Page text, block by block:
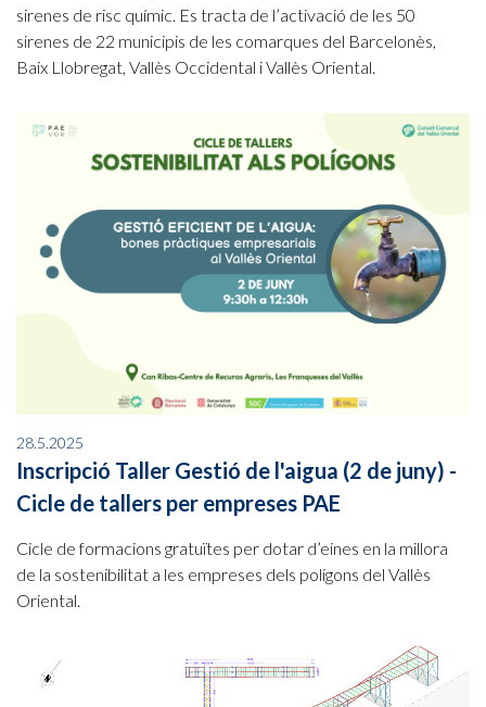
sirenes de risc químic. Es tracta de l’activació de les 50
sirenes de 22 municipis de les comarques del Barcelonès,
Baix Llobregat, Vallès Occidental i Vallès Oriental.
28.5.2025
Inscripció Taller Gestió de l'aigua (2 de juny) -
Cicle de tallers per empreses PAE
Cicle de formacions gratuïtes per dotar d’eines en la millora
de la sostenibilitat a les empreses dels polígons del Vallès
Oriental.